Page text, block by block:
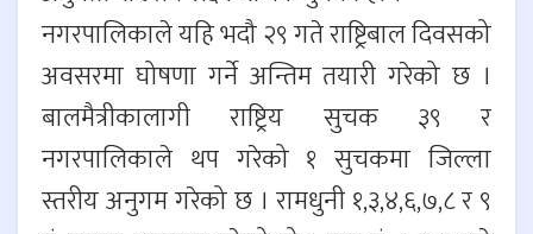
नगरपालिकाले यहि भदौ २९ गते राष्ट्रिबाल दिवसको
अवसरमा घोषणा गर्ने अन्तिम तयारी गरेको छ ।
बालमैत्रीकालागी राष्ट्रिय सुचक ३९ र
नगरपालिकाले थप गरेको १ सुचकमा जिल्ला
स्तरीय अनुगम गरेको छ । रामधुनी १,३,४,६,७,८ र ९